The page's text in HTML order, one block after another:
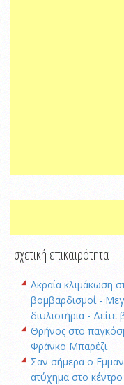
σχετική επικαιρότητα
Ακραία κλιμάκωση
βομβαρδισμοί -
διυλιστήρια - Δείτε
Θρήνος στο
Φράνκο Μπαρέζι
Σαν σήμερα ο
ατύχημα στο